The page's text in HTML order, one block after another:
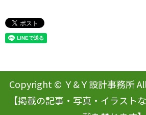
Copyright © Ｙ&Ｙ設計事務所
【掲載の記事・写真・イラスト